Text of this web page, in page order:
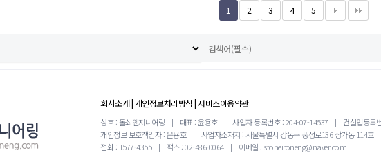
1 2 3 4 5
회사소개|개인정보처리방침 |서비스이용약관
상호 : 돌쇠엔지니어링 | 대표 : 윤용호 | 사업자 등록번호 : 204-07-14537 |
건설업등록
개인정보 보호책임자 : 윤용호
|
사업자소재지 : 서울특별시 강동구 풍성로136 상가동 114호
전화 : 1577-4355
| 팩스 : 02-486-0064 | 이메일 : stoneironeng@naver.com